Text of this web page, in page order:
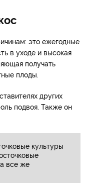
это ежегодные
в уходе и высокая
получать
плоды.
других
подвоя. Также он
культуры
все же